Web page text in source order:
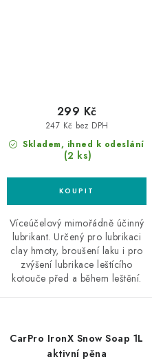
Skladem, ihned k odeslání
(2 ks)
247 Kč bez DPH
299 Kč
Víceúčelový mimořádně účinný
lubrikant. Určený pro lubrikaci
clay hmoty, broušení laku i pro
zvýšení lubrikace leštícího
kotouče před a během leštění.
CarPro IronX Snow Soap 1L
aktivní pěna